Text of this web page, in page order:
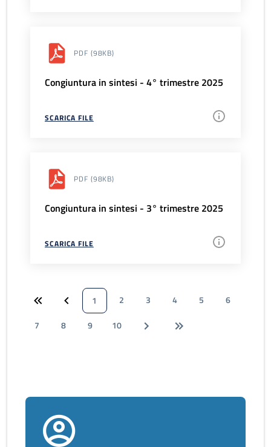
PDF (98KB)
Congiuntura in sintesi - 4° trimestre 2025
SCARICA FILE
PDF (98KB)
Congiuntura in sintesi - 3° trimestre 2025
SCARICA FILE
1 2 3 4 5
6
7
8 9 10